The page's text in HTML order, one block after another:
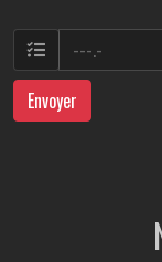
Envoyer